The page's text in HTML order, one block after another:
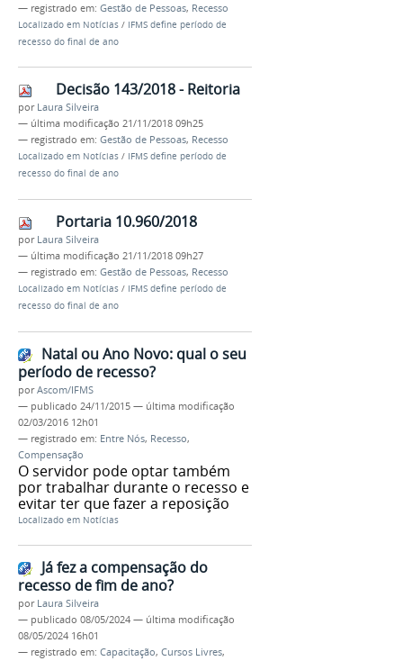
— registrado em: Gestão de Pessoas, Recesso
Localizado em Notícias / IFMS define período de
recesso do final de ano
Decisão 143/2018 - Reitoria
por Laura Silveira
— última modificação 21/11/2018 09h25
— registrado em: Gestão de Pessoas, Recesso
Localizado em Notícias / IFMS define período de
recesso do final de ano
Portaria 10.960/2018
por Laura Silveira
— última modificação 21/11/2018 09h27
— registrado em: Gestão de Pessoas, Recesso
Localizado em Notícias / IFMS define período de
recesso do final de ano
Natal ou Ano Novo: qual o seu
período de recesso?
porAscom/IFMS
— publicado 24/11/2015 — última modificação
02/03/2016 12h01
— registrado em: Entre Nós, Recesso,
Compensação
O servidor pode optar também
por trabalhar durante o recesso e
evitar ter que fazer a reposição
Localizado em Notícias
Já fez a compensação do
recesso de fim de ano?
por Laura Silveira
— publicado 08/05/2024 — última modificação
08/05/2024 16h01
— registrado em: Capacitação, Cursos Livres,